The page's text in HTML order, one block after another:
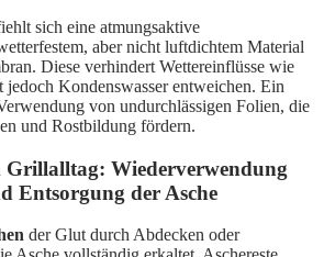
sich eine atmungsaktive
aber nicht luftdichtem Material
Diese verhindert Wettereinflüsse wie
jedoch Kondenswasser entweichen. Ein
von undurchlässigen Folien, die
und Rostbildung fördern.
Wiederverwendung
Entsorgung der Asche
der Glut durch Abdecken oder